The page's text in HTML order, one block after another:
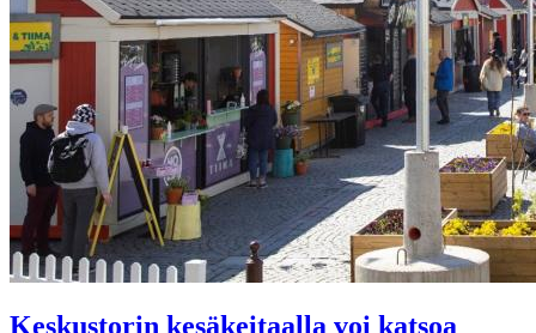
Keskustorin kesäkeitaalla voi katsoa